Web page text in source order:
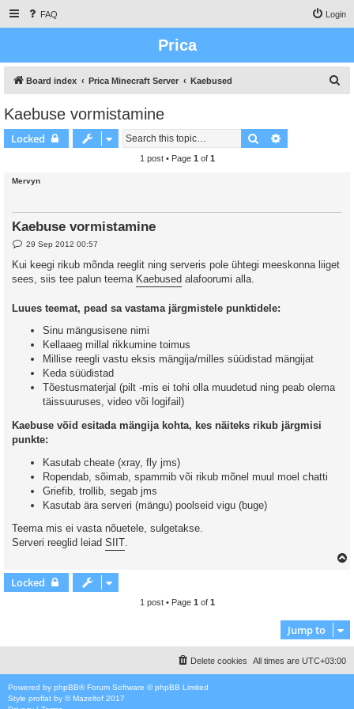
FAQ Login
Prica
Board index Prica Minecraft Server Kaebused
Kaebuse vormistamine
Locked Search
1 post • Page 1 of 1
Mervyn
Kaebuse vormistamine
P
s
t
29 Sep 2012 00:57
Kui keegi rikub mõnda reeglit ning serveris pole ühtegi meeskonna liiget
sees, siis tee palun teema Kaebused alafoorumi alla.
Luues teemat, pead sa vastama järgmistele punktidele:
Sinu mängusisene nimi
Kellaaeg millal rikkumine toimus
Millise reegli vastu eksis mängija/milles süüdistad mängijat
Keda süüdistad
Tõestusmaterjal (pilt -mis ei tohi olla muudetud ning peab olema
täissuuruses, video või logifail)
Kaebuse võid esitada mängija kohta, kes näiteks rikub järgmisi
punkte:
Kasutab cheate (xray, fly jms)
Ropendab, sõimab, spammib või rikub mõnel muul moel chatti
Griefib, trollib, segab jms
Kasutab ära serveri (mängu) poolseid vigu (buge)
Teema mis ei vasta nõuetele, sulgetakse.
Serveri reeglid leiad SIIT.
Locked
1 post • Page 1 of 1
Jump to
All times are UTC+03:00
Delete cookies
Powered by phpBB® Forum Software © phpBB Limited
Style proflat by ©Mazeltof 2017